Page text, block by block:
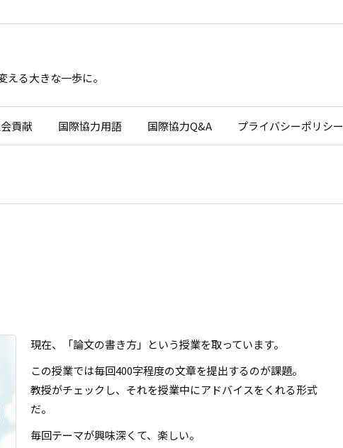
る大きな一歩に。
貢献 国際協力用語 国際協力Q&A プライバシーポリシー
現在、「論文の書き方」という授業を取っています。
この授業では毎回400字程度の文章を提出するのが課題。
教授がチェックし、それを授業中にアドバイスをくれる形式
だ。
毎回テーマが興味深くて、楽しい。